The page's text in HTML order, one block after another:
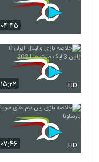
۰۴:۴۵
۱۵:۲۲ HD
۰۷:۴۶ HD